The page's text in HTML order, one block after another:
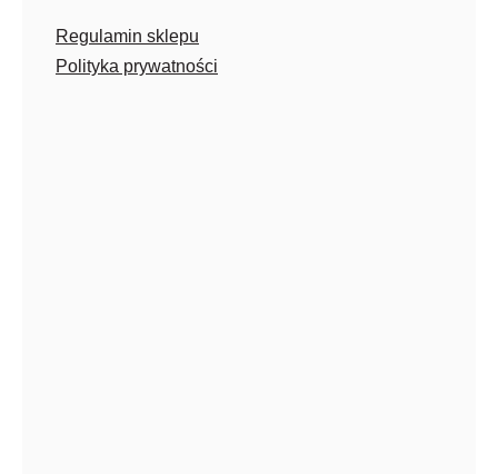
Regulamin sklepu
Polityka prywatności